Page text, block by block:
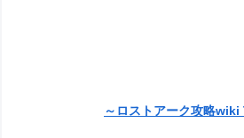
～ロストアーク攻略wiki